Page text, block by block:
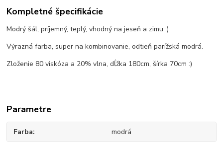
Kompletné špecifikácie
Modrý šál, príjemný, teplý, vhodný na jeseň a zimu :)
Výrazná farba, super na kombinovanie, odtieň parížská modrá.
Zloženie 80 viskóza a 20% vlna, dĺžka 180cm, šírka 70cm :)
Parametre
Farba modrá